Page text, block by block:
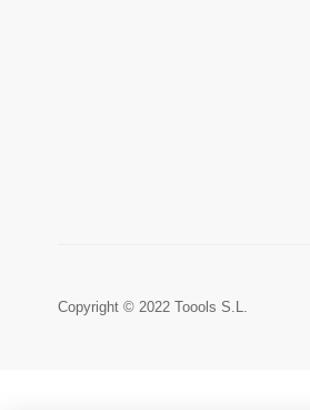
Copyright © 2022 Toools S.L.